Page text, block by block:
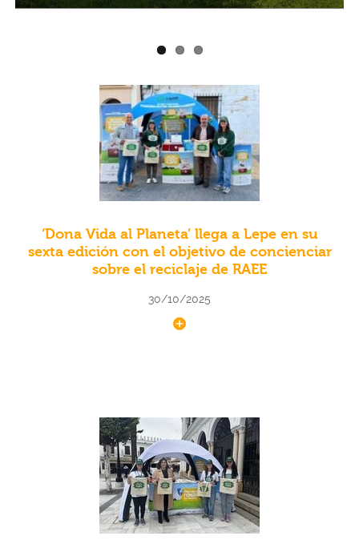
‘Dona Vida al Planeta’ llega a Lepe en su
sexta edición con el objetivo de concienciar
sobre el reciclaje de RAEE
30/10/2025